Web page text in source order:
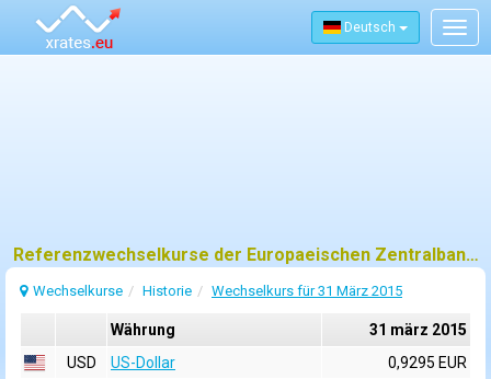
Deutsch
Referenzwechselkurse der Europaeischen Zentralbank (EZB) fuer 31 märz 2015
Wechselkurse Historie Wechselkurs für 31 März 2015
Währung
31 märz 2015
USD
US-Dollar
0,9295 EUR